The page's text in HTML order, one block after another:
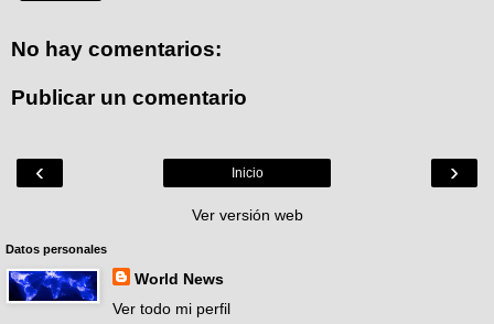
No hay comentarios:
Publicar un comentario
‹ ›
Inicio
Ver versión web
Datos personales
World News
Ver todo mi perfil